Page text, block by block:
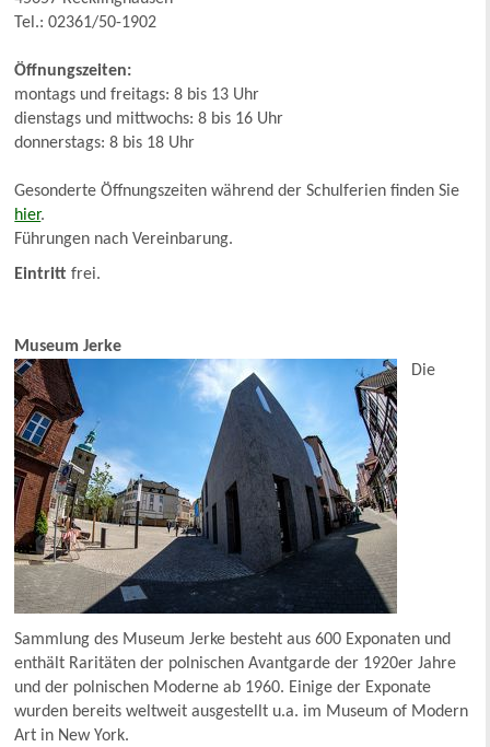
Tel.: 02361/50-1902
Öffnungszeiten:
montags und freitags: 8 bis 13 Uhr
dienstags und mittwochs: 8 bis 16 Uhr
donnerstags: 8 bis 18 Uhr
Gesonderte Öffnungszeiten während der Schulferien finden Sie
hier.
Führungen nach Vereinbarung.
Eintritt frei.
Museum Jerke
Die
Sammlung des Museum Jerke besteht aus 600 Exponaten und
enthält Raritäten der polnischen Avantgarde der 1920er Jahre
und der polnischen Moderne ab 1960. Einige der Exponate
wurden bereits weltweit ausgestellt u.a. im Museum of Modern
Art in New York.